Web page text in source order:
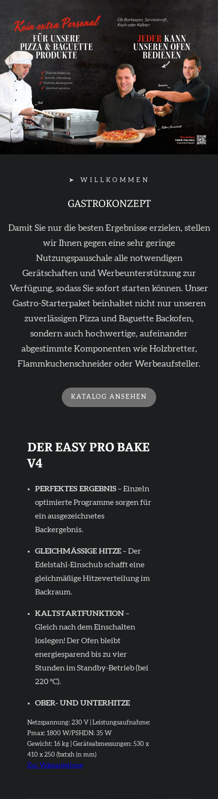
➤ WILLKOMMEN
GASTROKONZEPT
Damit Sie nur die besten Ergebnisse erzielen, stellen
wir Ihnen gegen eine sehr geringe
Nutzungspauschale alle notwendigen
Gerätschaften und Werbeunterstützung zur
Verfügung, sodass Sie sofort starten können. Unser
Gastro-Starterpaket beinhaltet nicht nur unseren
zuverlässigen Pizza und Baguette Backofen,
sondern auch hochwertige, aufeinander
abgestimmte Komponenten wie Holzbretter,
Flammkuchenschneider oder Werbeaufsteller.
KATALOG ANSEHEN
DER EASY PRO BAKE
V4
PERFEKTES ERGEBNIS– Einzeln
optimierte Programme sorgen für
ein ausgezeichnetes
Backergebnis.
GLEICHMÄSSIGE HITZE– Der
Edelstahl-Einschub schafft eine
gleichmäßige Hitzeverteilung im
Backraum.
KALTSTARTFUNKTION–
Gleich nach dem Einschalten
loslegen! Der Ofen bleibt
energiesparend bis zu vier
Stunden im Standby-Betrieb (bei
220 °C).
OBER- UND UNTERHITZE
Netzspannung: 230 V | Leistungsaufnahme:
Pmax: 1800 W/PSHDN: 35 W
Gewicht: 16 kg | Geräteabmessungen: 530 x
410 x 250 (bxtxh in mm)
Zur Videoanleitung